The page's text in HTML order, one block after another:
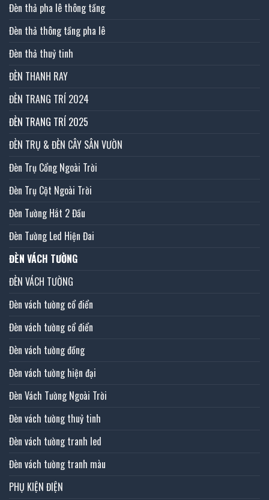
Đèn thả pha lê thông tầng
Đèn thả thông tầng pha lê
Đèn thả thuỷ tinh
ĐÈN THANH RAY
ĐÈN TRANG TRÍ 2024
ĐÈN TRANG TRÍ 2025
ĐÈN TRỤ & ĐÈN CÂY SÂN VƯỜN
Đèn Trụ Cổng Ngoài Trời
Đèn Trụ Cột Ngoài Trời
Đèn Tường Hắt 2 Đầu
Đèn Tường Led Hiện Đai
ĐÈN VÁCH TƯỜNG
ĐÈN VÁCH TƯỜNG
Đèn vách tường cổ điển
Đèn vách tường cổ điển
Đèn vách tường đồng
Đèn vách tường hiện đại
Đèn Vách Tường Ngoài Trời
Đèn vách tường thuỷ tinh
Đèn vách tường tranh led
Đèn vách tường tranh màu
PHỤ KIỆN ĐIỆN